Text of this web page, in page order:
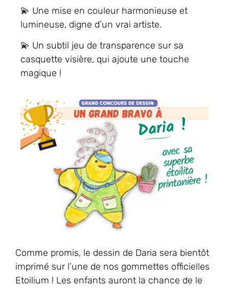
💫 Une mise en couleur harmonieuse et
lumineuse, digne d’un vrai artiste.
💫 Un subtil jeu de transparence sur sa
casquette visière, qui ajoute une touche
magique !
Comme promis, le dessin de Daria sera bientôt
imprimé sur l’une de nos gommettes officielles
Etoilium ! Les enfants auront la chance de le